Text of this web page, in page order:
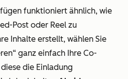
funktioniert ähnlich, wie
Post oder Reel zu
Inhalte erstellt, wählen Sie
ganz einfach Ihre Co-
die Einladung